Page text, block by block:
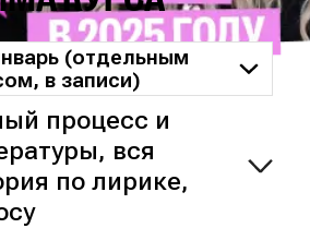
(отдельным
в записи)
процесс и
вся
по лирике,